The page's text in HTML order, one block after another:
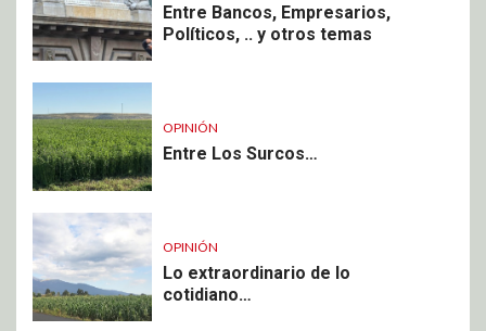
Entre Bancos, Empresarios,
Políticos, .. y otros temas
OPINIÓN
Entre Los Surcos…
OPINIÓN
Lo extraordinario de lo
cotidiano…